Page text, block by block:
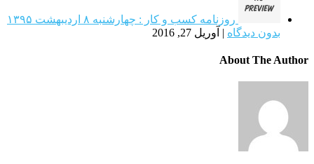
روزنامه كسب و كار : چهارشنبه ۸ ارديبهشت ۱۳۹۵
بدون دیدگاه | آوریل 27, 2016
About The Author